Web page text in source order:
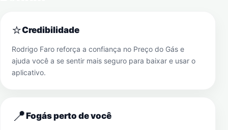
⭐Credibilidade
Rodrigo Faro reforça a confiança no Preço do Gás e
ajuda você a se sentir mais seguro para baixar e usar o
aplicativo.
📍Fogás perto de você